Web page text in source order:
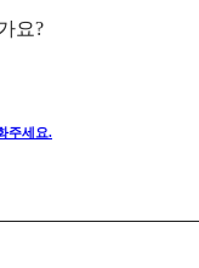
요?
주세요.